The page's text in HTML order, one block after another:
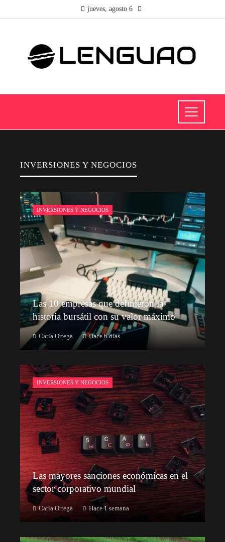
jueves, agosto 6
INVERSIONES Y NEGOCIOS
INVERSIONES Y NEGOCIOS
Las 10 empresas que definieron la
historia bursátil con su valor máximo
Carla Ortega Hace 6 días
INVERSIONES Y NEGOCIOS
Las mayores sanciones económicas en el
sector corporativo mundial
Carla Ortega Hace 1 semana